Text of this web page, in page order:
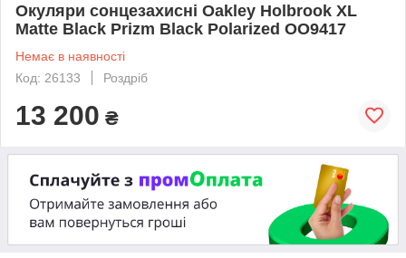
Окуляри сонцезахисні Oakley Holbrook XL
Matte Black Prizm Black Polarized OO9417
Немає в наявності
Код: 26133
Роздріб
13 200 ₴